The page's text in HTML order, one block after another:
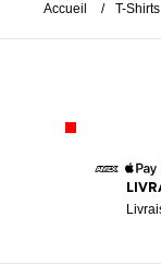
Accueil T-